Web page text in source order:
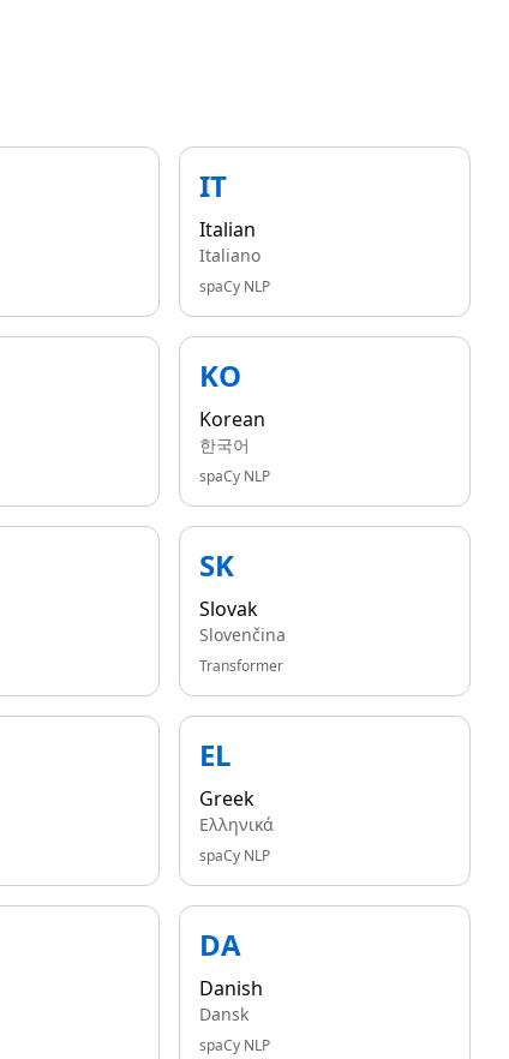
IT
Italian
Italiano
spaCy NLP
KO
Korean
한국어
spaCy NLP
SK
Slovak
Slovenčina
Transformer
EL
Greek
Ελληνικά
spaCy NLP
DA
Danish
Dansk
spaCy NLP